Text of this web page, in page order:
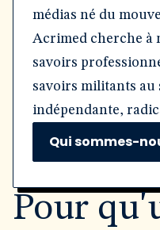
médias né du
Acrimed cherche à
savoirs
savoirs militants
indépendante,
Qui sommes-
Pour